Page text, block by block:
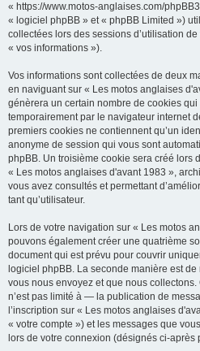
« https://www.motos-anglaises.com/
« logiciel phpBB » et « phpBB Limited »)
collectées lors des sessions d’utilisation
« vos informations »).
Vos informations sont collectées de deux
en naviguant sur « Les motos anglaises
génèrera un certain nombre de cookies
temporairement par le navigateur internet
premiers cookies ne contiennent qu’un
anonyme de session qui vous sont
phpBB. Un troisième cookie sera créé lors
« Les motos anglaises d'avant 1983 »,
vous avez consultés et permettant
tant qu’utilisateur.
Lors de votre navigation sur « Les motos
pouvons également créer une quatrième
document qui est prévu pour couvrir
logiciel phpBB. La seconde manière est
vous nous envoyez et que nous
n’est pas limité à — la publication de
l’inscription sur « Les motos anglaises
« votre compte ») et les messages que
lors de votre connexion (désignés ci-après